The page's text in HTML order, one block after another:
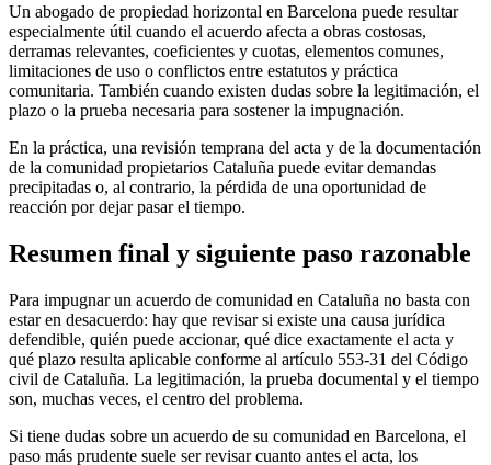
Un abogado de propiedad horizontal en Barcelona puede resultar
especialmente útil cuando el acuerdo afecta a obras costosas,
derramas relevantes, coeficientes y cuotas, elementos comunes,
limitaciones de uso o conflictos entre estatutos y práctica
comunitaria. También cuando existen dudas sobre la legitimación, el
plazo o la prueba necesaria para sostener la impugnación.
En la práctica, una revisión temprana del acta y de la documentación
de la comunidad propietarios Cataluña puede evitar demandas
precipitadas o, al contrario, la pérdida de una oportunidad de
reacción por dejar pasar el tiempo.
Resumen final y siguiente paso razonable
Para impugnar un acuerdo de comunidad en Cataluña no basta con
estar en desacuerdo: hay que revisar si existe una causa jurídica
defendible, quién puede accionar, qué dice exactamente el acta y
qué plazo resulta aplicable conforme al artículo 553-31 del Código
civil de Cataluña. La legitimación, la prueba documental y el tiempo
son, muchas veces, el centro del problema.
Si tiene dudas sobre un acuerdo de su comunidad en Barcelona, el
paso más prudente suele ser revisar cuanto antes el acta, los